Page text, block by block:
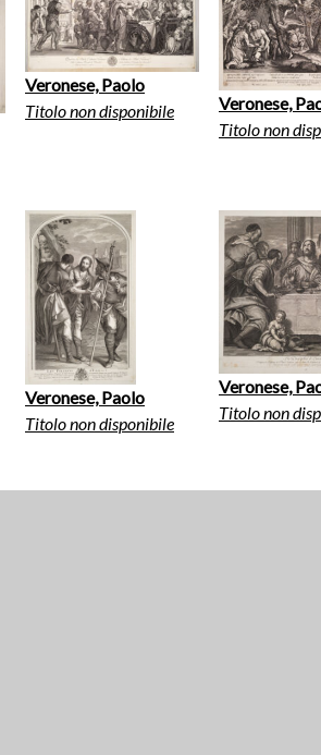
Veronese, Paolo
Titolo non disponibile
Veronese,
Titolo non
Veronese, Paolo
Titolo non disponibile
Veronese,
Titolo non